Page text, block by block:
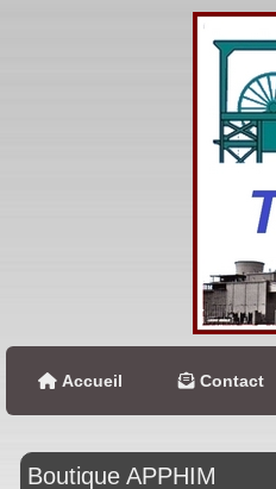
Accueil Contact
Boutique APPHIM